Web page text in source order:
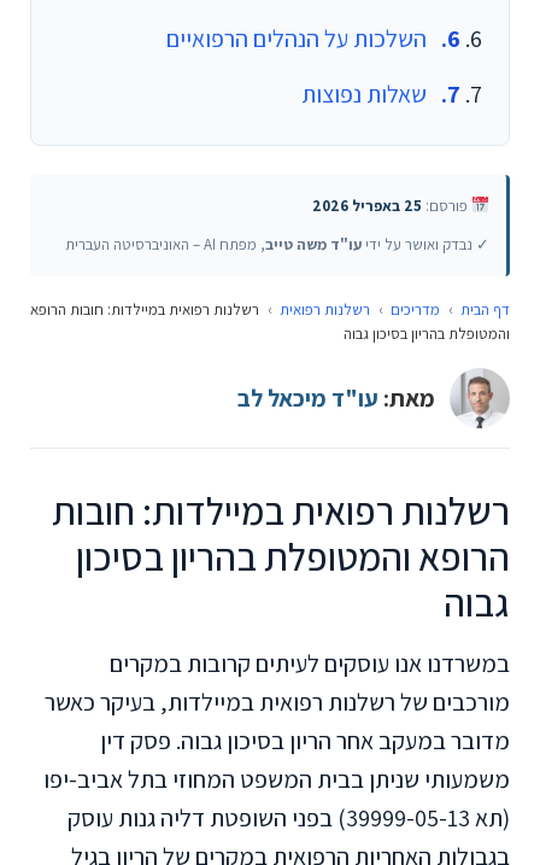
השלכות על הנהלים הרפואיים
שאלות נפוצות
פורסם: 25 באפריל 2026
✓ נבדק ואושר על ידי עו"ד משה טייב, מפתח AI – האוניברסיטה העברית
דף הבית › מדריכים › רשלנות רפואית › רשלנות רפואית במיילדות: חובות הרופא
והמטופלת בהריון בסיכון גבוה
מאת: עו"ד מיכאל לב
רשלנות רפואית במיילדות: חובות
הרופא והמטופלת בהריון בסיכון
גבוה
במשרדנו אנו עוסקים לעיתים קרובות במקרים
מורכבים של רשלנות רפואית במיילדות, בעיקר כאשר
מדובר במעקב אחר הריון בסיכון גבוה. פסק דין
משמעותי שניתן בבית המשפט המחוזי בתל אביב-יפו
(תא 39999-05-13) בפני השופטת דליה גנות עוסק
בגבולות האחריות הרפואית במקרים של הריון בגיל